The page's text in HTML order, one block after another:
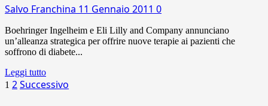
Salvo Franchina 11 Gennaio 2011 0
Boehringer Ingelheim e Eli Lilly and Company annunciano
un’alleanza strategica per offrire nuove terapie ai pazienti che
soffrono di diabete...
Leggi tutto
Paginazione
1 2Successivo